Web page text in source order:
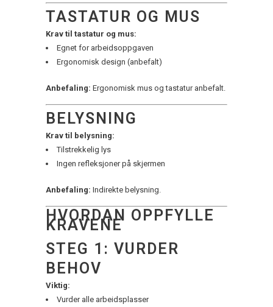
TASTATUR OG MUS
Krav til tastatur og mus:
Egnet for arbeidsoppgaven
Ergonomisk design (anbefalt)
Anbefaling: Ergonomisk mus og tastatur anbefalt.
BELYSNING
Krav til belysning:
Tilstrekkelig lys
Ingen refleksjoner på skjermen
Anbefaling: Indirekte belysning.
HVORDAN OPPFYLLE
KRAVENE
STEG 1: VURDER
BEHOV
Viktig:
Vurder alle arbeidsplasser